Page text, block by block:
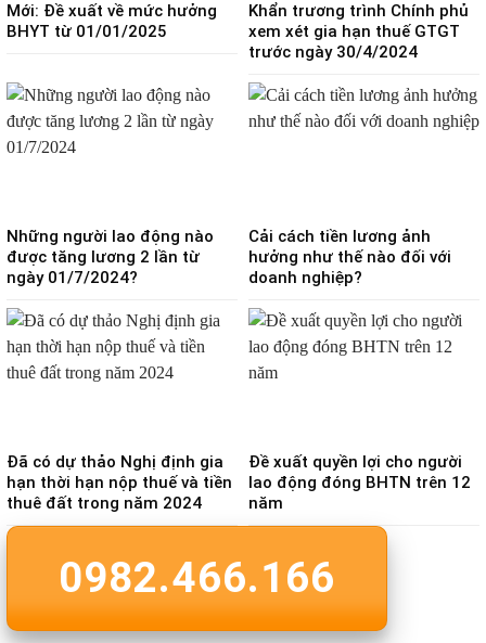
Mới: Đề xuất về mức hưởng
BHYT từ 01/01/2025
Khẩn trương trình Chính phủ
xem xét gia hạn thuế GTGT
trước ngày 30/4/2024
Những người lao động nào
được tăng lương 2 lần từ
ngày 01/7/2024?
Cải cách tiền lương ảnh
hưởng như thế nào đối với
doanh nghiệp?
Đã có dự thảo Nghị định gia
hạn thời hạn nộp thuế và tiền
thuê đất trong năm 2024
Đề xuất quyền lợi cho người
lao động đóng BHTN trên 12
năm
0982.466.166